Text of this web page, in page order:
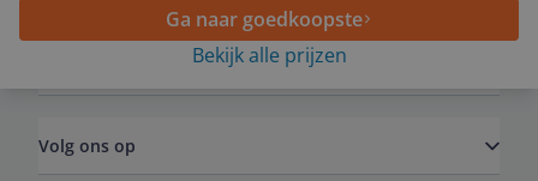
Ga naar goedkoopste
Bekijk alle prijzen
Volg ons op